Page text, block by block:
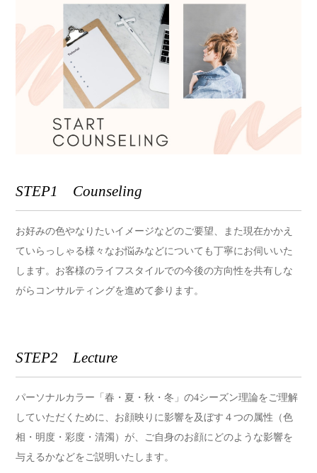
STEP1 Counseling
お好みの色やなりたいイメージなどのご要望、また現在かかえ
ていらっしゃる様々なお悩みなどについても丁寧にお伺いいた
します。お客様のライフスタイルでの今後の方向性を共有しな
がらコンサルティングを進めて参ります。
STEP2 Lecture
パーソナルカラー「春・夏・秋・冬」の4シーズン理論をご理解
していただくために、 お顔映りに影響を及ぼす４つの属性（色
相・明度・彩度・清濁）が、ご自身のお顔にどのような影響を
与えるかなどをご説明いたします。